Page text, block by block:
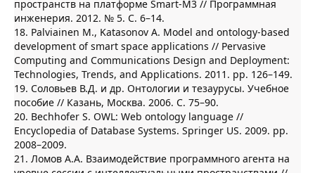
пространств на платформе Smart-M3 // Программная
инженерия. 2012. № 5. С. 6–14.
18. Palviainen M., Katasonov A. Model and ontology-based
development of smart space applications // Pervasive
Computing and Communications Design and Deployment:
Technologies, Trends, and Applications. 2011. pp. 126–149.
19. Соловьев В.Д. и др. Онтологии и тезаурусы. Учебное
пособие // Казань, Москва. 2006. С. 75–90.
20. Bechhofer S. OWL: Web ontology language //
Encyclopedia of Database Systems. Springer US. 2009. pp.
2008–2009.
21. Ломов А.А. Взаимодействие программного агента на